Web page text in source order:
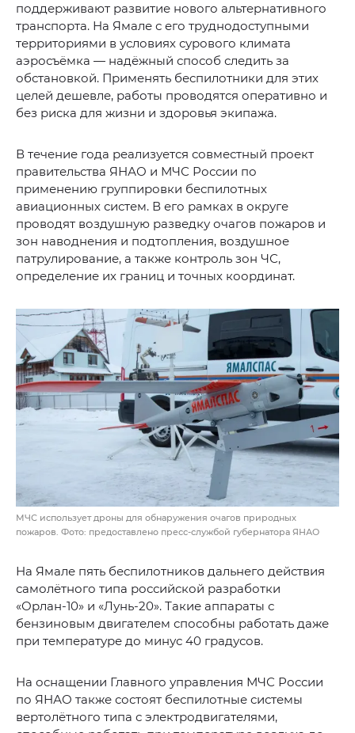
поддерживают развитие нового альтернативного
транспорта. На Ямале с его труднодоступными
территориями в условиях сурового климата
аэросъёмка — надёжный способ следить за
обстановкой. Применять беспилотники для этих
целей дешевле, работы проводятся оперативно и
без риска для жизни и здоровья экипажа.
В течение года реализуется совместный проект
правительства ЯНАО и МЧС России по
применению группировки беспилотных
авиационных систем. В его рамках в округе
проводят воздушную разведку очагов пожаров и
зон наводнения и подтопления, воздушное
патрулирование, а также контроль зон ЧС,
определение их границ и точных координат.
МЧС использует дроны для обнаружения очагов природных
пожаров. Фото: предоставлено пресс-службой губернатора ЯНАО
На Ямале пять беспилотников дальнего действия
самолётного типа российской разработки
«Орлан-10» и «Лунь-20». Такие аппараты с
бензиновым двигателем способны работать даже
при температуре до минус 40 градусов.
На оснащении Главного управления МЧС России
по ЯНАО также состоят беспилотные системы
вертолётного типа с электродвигателями,